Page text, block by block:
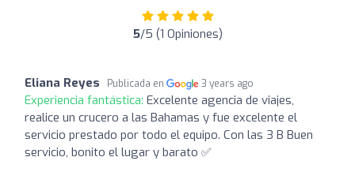
5/5 (1 Opiniones)
Eliana Reyes Publicada en 3 years ago
Experiencia fantástica: Excelente agencia de viajes,
realice un crucero a las Bahamas y fue excelente el
servicio prestado por todo el equipo. Con las 3 B Buen
servicio, bonito el lugar y barato ✅